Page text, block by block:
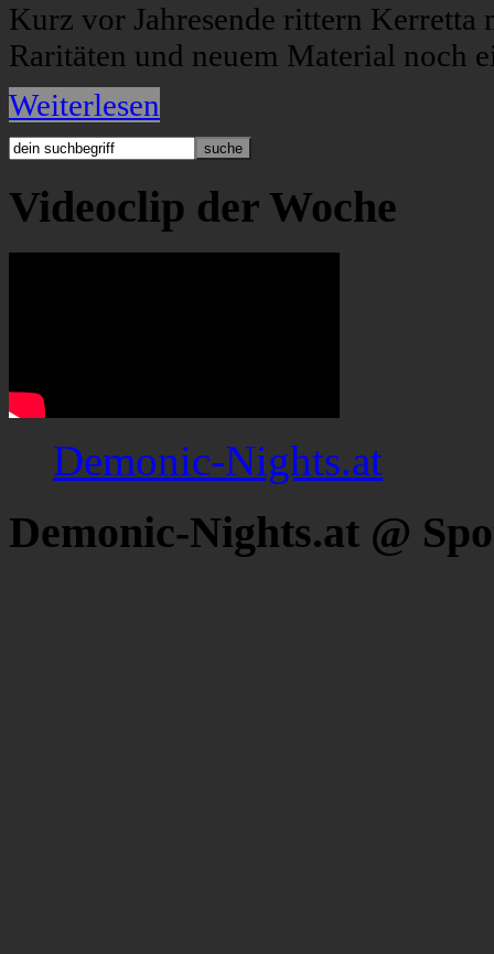
Kurz vor Jahresende rittern
Raritäten und neuem Material noch
Weiterlesen
Videoclip der Woche
Demonic-Nights.at
Demonic-Nights.at @